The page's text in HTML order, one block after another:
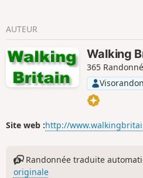
AUTEUR
Walking
365
Site web :http://
Randonnée traduite
originale